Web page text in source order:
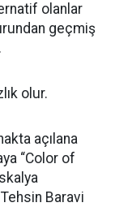
olanlar
geçmiş
olur.
açılana
“Color of
Baravi